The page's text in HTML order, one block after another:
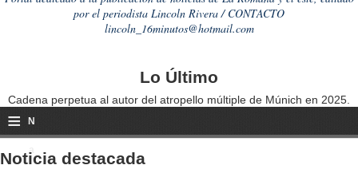
por el periodista Lincoln Rivera / CONTACTO
lincoln_16minutos@hotmail.com
Lo Último
Cadena perpetua al autor del atropello múltiple de Múnich en 2025.
≡ N
a
Noticia destacada